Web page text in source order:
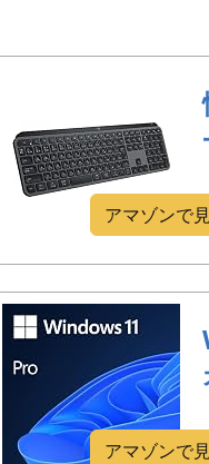
アマゾンで
アマゾンで